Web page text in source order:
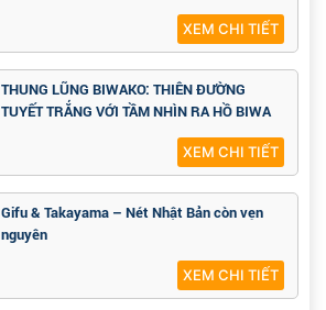
XEM CHI TIẾT
THUNG LŨNG BIWAKO: THIÊN ĐƯỜNG
TUYẾT TRẮNG VỚI TẦM NHÌN RA HỒ BIWA
XEM CHI TIẾT
Gifu & Takayama – Nét Nhật Bản còn vẹn
nguyên
XEM CHI TIẾT